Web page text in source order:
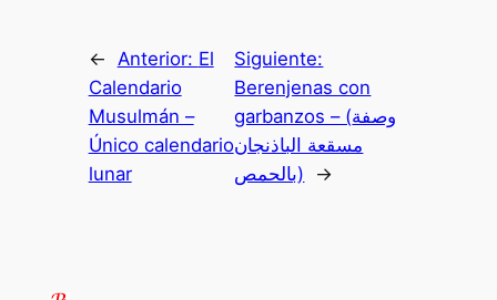
← Anterior: El
Calendario
Musulmán –
Único calendario
lunar
Siguiente:
Berenjenas con
garbanzos – (وصفة
مسقعة الباذنجان
بالحمص)
→